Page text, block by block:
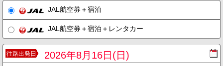
JAL航空券＋宿泊
JAL航空券＋宿泊＋レンタカー
往路出発日 2026年8月16日(日)